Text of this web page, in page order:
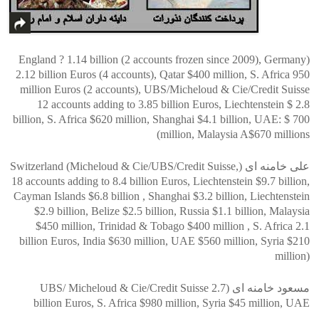
(England ? 1.14 billion (2 accounts frozen since 2009), Germany
2.12 billion Euros (4 accounts), Qatar $400 million, S. Africa 950
million Euros (2 accounts), UBS/Micheloud & Cie/Credit Suisse
12 accounts adding to 3.85 billion Euros, Liechtenstein $ 2.8
billion, S. Africa $620 million, Shanghai $4.1 billion, UAE: $ 700
million, Malaysia A$670 millions)
‎علی خامنه ای (Switzerland (Micheloud & Cie/UBS/Credit Suisse,
18 accounts adding to 8.4 billion Euros, Liechtenstein $9.7 billion,
Cayman Islands $6.8 billion , Shanghai $3.2 billion, Liechtenstein
$2.9 billion, Belize $2.5 billion, Russia $1.1 billion, Malaysia
$450 million, Trinidad & Tobago $400 million , S. Africa 2.1
billion Euros, India $630 million, UAE $560 million, Syria $210
million)
‎مسعود خامنه ای (UBS/ Micheloud & Cie/Credit Suisse 2.7
billion Euros, S. Africa $980 million, Syria $45 million, UAE